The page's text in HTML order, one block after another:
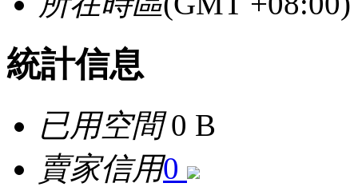
統計信息
已用空間0 B
賣家信用0